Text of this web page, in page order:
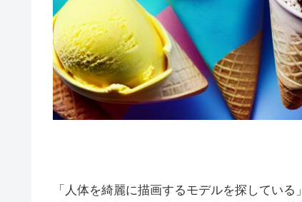
「人体を綺麗に描画するモデルを探している」